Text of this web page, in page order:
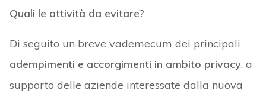
Quali le attività da evitare?
Di seguito un breve vademecum dei principali
adempimenti e accorgimenti in ambito privacy, a
supporto delle aziende interessate dalla nuova